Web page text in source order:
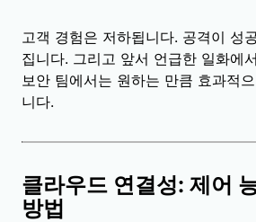
고객 경험은 저하됩니다. 공격이 성
집니다. 그리고 앞서 언급한 일화에
보안 팀에서는 원하는 만큼 효과적
니다.
클라우드 연결성: 제어
방법